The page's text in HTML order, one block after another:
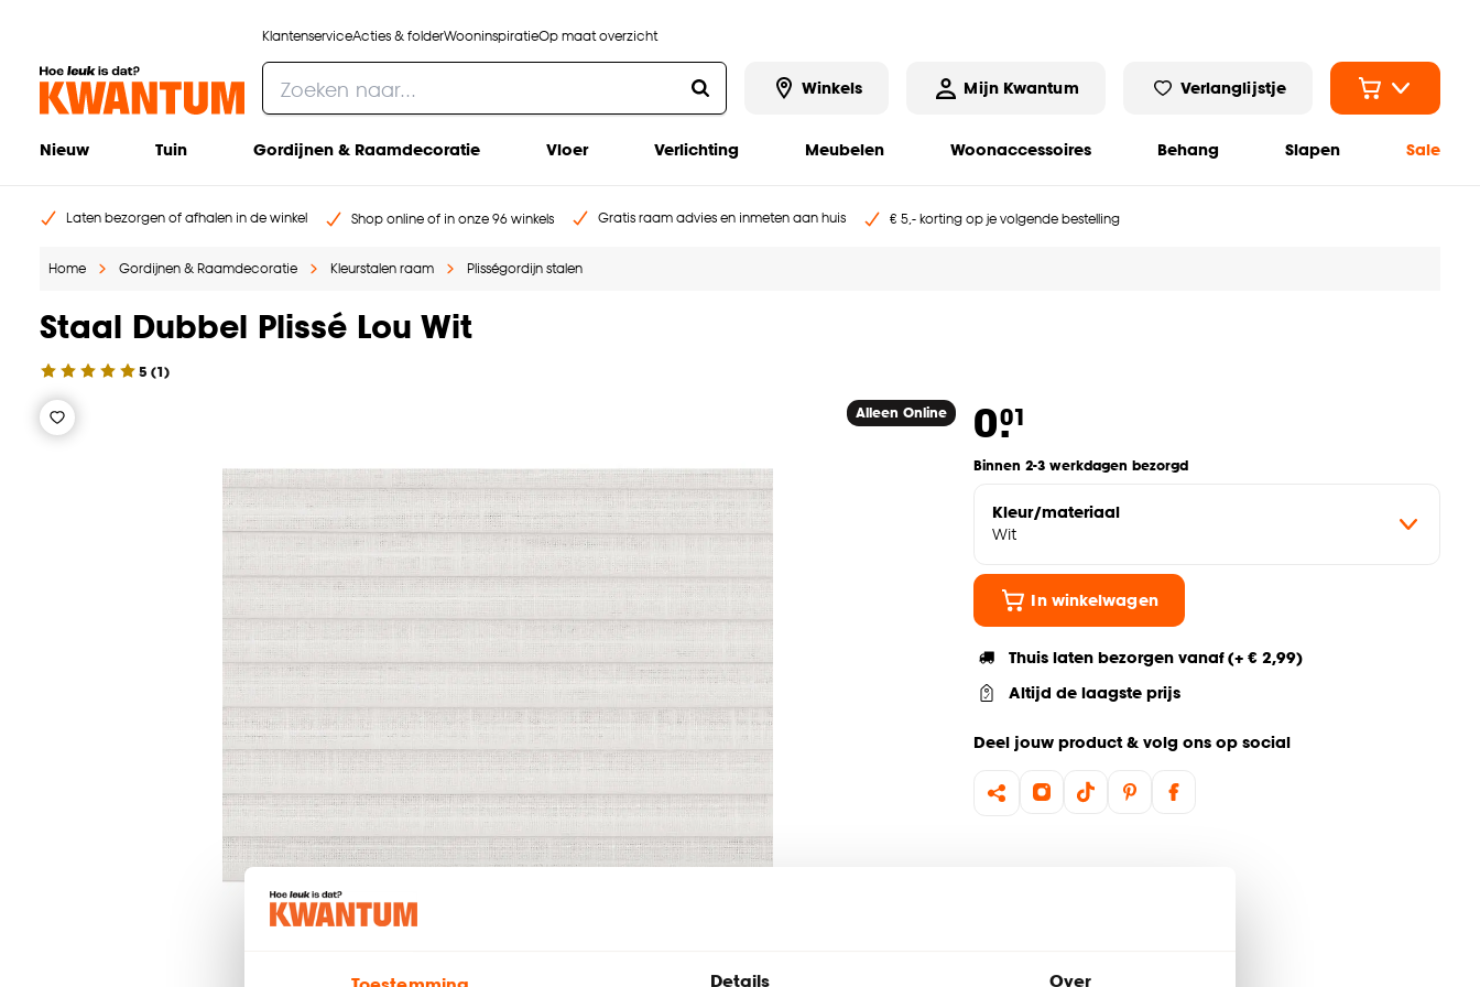
Details Over
KlantenserviceActies & folderWooninspiratieOp maat overzicht
Winkels Mijn Kwantum Verlanglijstje
Nieuw Tuin Gordijnen & Raamdecoratie Vloer Verlichting Meubelen Woonaccessoires Behang Slapen Sale
Laten bezorgen of afhalen in de winkel Shop online of in onze 96 winkels Gratis raam advies en inmeten aan huis € 5,- korting op je volgende bestelling
Home Gordijnen & Raamdecoratie Kleurstalen raam Plisségordijn stalen
Staal Dubbel Plissé Lou Wit
5 (1)
Alleen Online 0.01
Binnen 2-3 werkdagen bezorgd
Kleur/materiaal
Wit
In winkelwagen
Thuis laten bezorgen vanaf (+ € 2,99)
Altijd de laagste prijs
Deel jouw product & volg ons op social